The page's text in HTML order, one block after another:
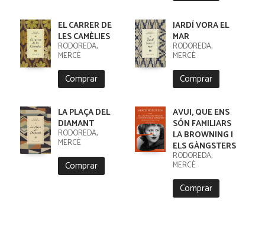
EL CARRER DE
LES CAMÈLIES
RODOREDA,
MERCÈ
Comprar
JARDÍ VORA EL
MAR
RODOREDA,
MERCÈ
Comprar
LA PLAÇA DEL
DIAMANT
RODOREDA,
MERCÈ
Comprar
AVUI, QUE ENS
SÓN FAMILIARS
LA BROWNING I
ELS GÀNGSTERS
RODOREDA,
MERCÈ
Comprar